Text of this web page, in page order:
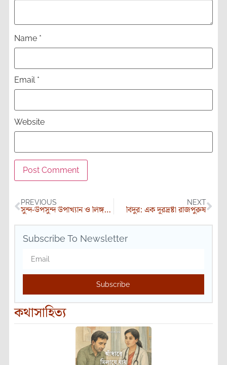
Name *
Email *
Website
PREVIOUS
সুন্দ-উপসুন্দ উপাখ্যান ও লিঙ্গ-যুদ্ধের নীতি
NEXT
বিদুর: এক দূরদ্রষ্টা রাজপুরুষ
Subscribe To Newsletter
Subscribe
কথাসাহিত্য